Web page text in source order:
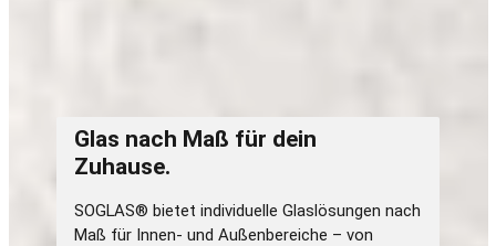
Glas nach Maß für dein
Zuhause.
SOGLAS® bietet individuelle Glaslösungen nach
Maß für Innen- und Außenbereiche – von